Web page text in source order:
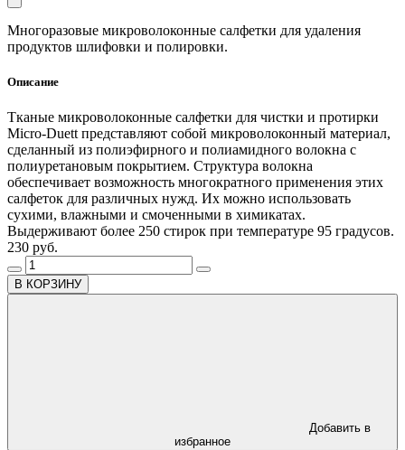
Многоразовые микроволоконные салфетки для удаления
продуктов шлифовки и полировки.
Описание
Тканые микроволоконные салфетки для чистки и протирки
Micro-Duett представляют собой микроволоконный материал,
сделанный из полиэфирного и полиамидного волокна с
полиуретановым покрытием. Структура волокна
обеспечивает возможность многократного применения этих
салфеток для различных нужд. Их можно использовать
сухими, влажными и смоченными в химикатах.
Выдерживают более 250 стирок при температуре 95 градусов.
230 руб.
В КОРЗИНУ
Добавить в
избранное